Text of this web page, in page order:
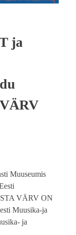
ja
Muuseumis
VÄRV ON
Muusika-ja
ja